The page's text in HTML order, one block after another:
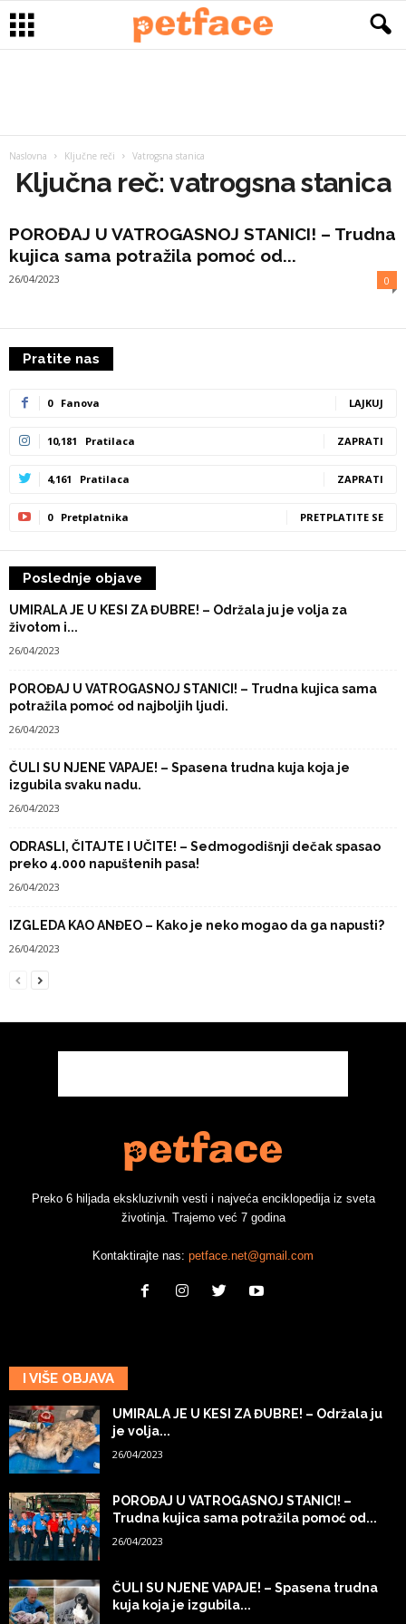
Naslovna Ključne reči Vatrogsna stanica
Ključna reč: vatrogsna stanica
POROĐAJ U VATROGASNOJ STANICI! – Trudna
kujica sama potražila pomoć od...
26/04/2023 0
Pratite nas
0 Fanova LAJKUJ
10,181 Pratilaca ZAPRATI
4,161 Pratilaca ZAPRATI
0 Pretplatnika PRETPLATITE SE
Poslednje objave
UMIRALA JE U KESI ZA ĐUBRE! – Održala ju je volja za
životom i...
26/04/2023
POROĐAJ U VATROGASNOJ STANICI! – Trudna kujica sama
potražila pomoć od najboljih ljudi.
26/04/2023
ČULI SU NJENE VAPAJE! – Spasena trudna kuja koja je
izgubila svaku nadu.
26/04/2023
ODRASLI, ČITAJTE I UČITE! – Sedmogodišnji dečak spasao
preko 4.000 napuštenih pasa!
26/04/2023
IZGLEDA KAO ANĐEO – Kako je neko mogao da ga napusti?
26/04/2023
Preko 6 hiljada ekskluzivnih vesti i najveća enciklopedija iz sveta
životinja. Trajemo već 7 godina
Kontaktirajte nas: petface.net@gmail.com
I VIŠE OBJAVA
UMIRALA JE U KESI ZA ĐUBRE! – Održala ju
je volja...
26/04/2023
POROĐAJ U VATROGASNOJ STANICI! –
Trudna kujica sama potražila pomoć od...
26/04/2023
ČULI SU NJENE VAPAJE! – Spasena trudna
kuja koja je izgubila...